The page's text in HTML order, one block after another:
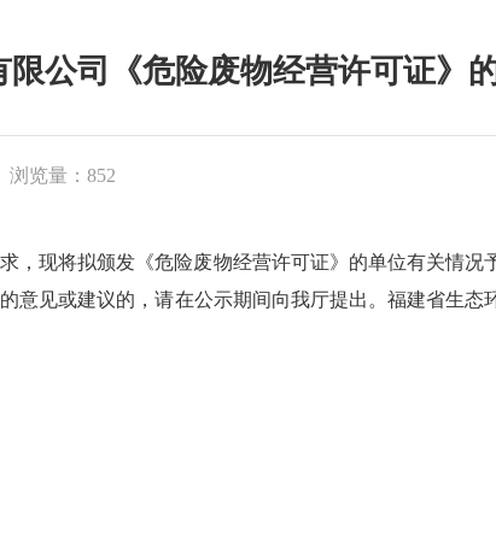
公司《危险废物经营许可证》
浏览量：852
现将拟颁发《危险废物经营许可证》的单位有关情况
意见或建议的，请在公示期间向我厅提出。福建省生态